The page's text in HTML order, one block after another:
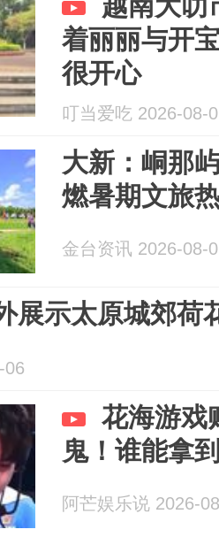
着丽丽与开
很开心
叮当爱吃 2026-08-
大新：峒那
燃暑期文旅
金台资讯 2026-08-
展示太原城郊荷
06
花海游戏
鬼！谁能拿
阿芒娱乐说 2026-